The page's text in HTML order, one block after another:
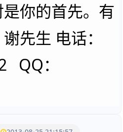
你的首先。有
先生 电话：
QQ：